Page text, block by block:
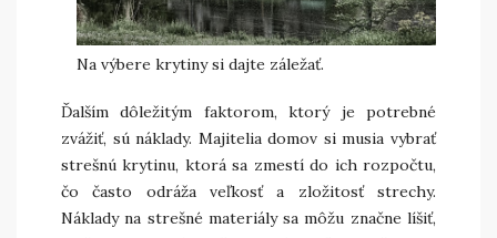
Na výbere krytiny si dajte záležať.
Ďalším dôležitým faktorom, ktorý je potrebné
zvážiť, sú náklady. Majitelia domov si musia vybrať
strešnú krytinu, ktorá sa zmestí do ich rozpočtu,
čo často odráža veľkosť a zložitosť strechy.
Náklady na strešné materiály sa môžu značne líšiť,